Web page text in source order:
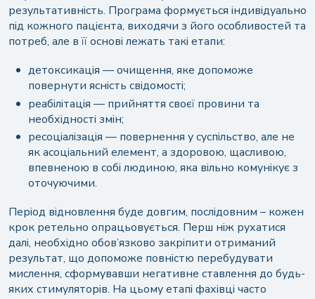
результативність. Програма формується індивідуально
під кожного пацієнта, виходячи з його особливостей та
потреб, але в її основі лежать такі етапи:
детоксикація — очищення, яке допоможе
повернути ясність свідомості;
реабілітація — прийняття своєї провини та
необхідності змін;
ресоціалізація — повернення у суспільство, але не
як асоціальний елемент, а здоровою, щасливою,
впевненою в собі людиною, яка вільно комунікує з
оточуючими.
Період відновлення буде довгим, послідовним – кожен
крок ретельно опрацьовується. Перш ніж рухатися
далі, необхідно обов’язково закріпити отриманий
результат, що допоможе повністю перебудувати
мислення, сформувавши негативне ставлення до будь-
яких стимуляторів. На цьому етапі фахівці часто